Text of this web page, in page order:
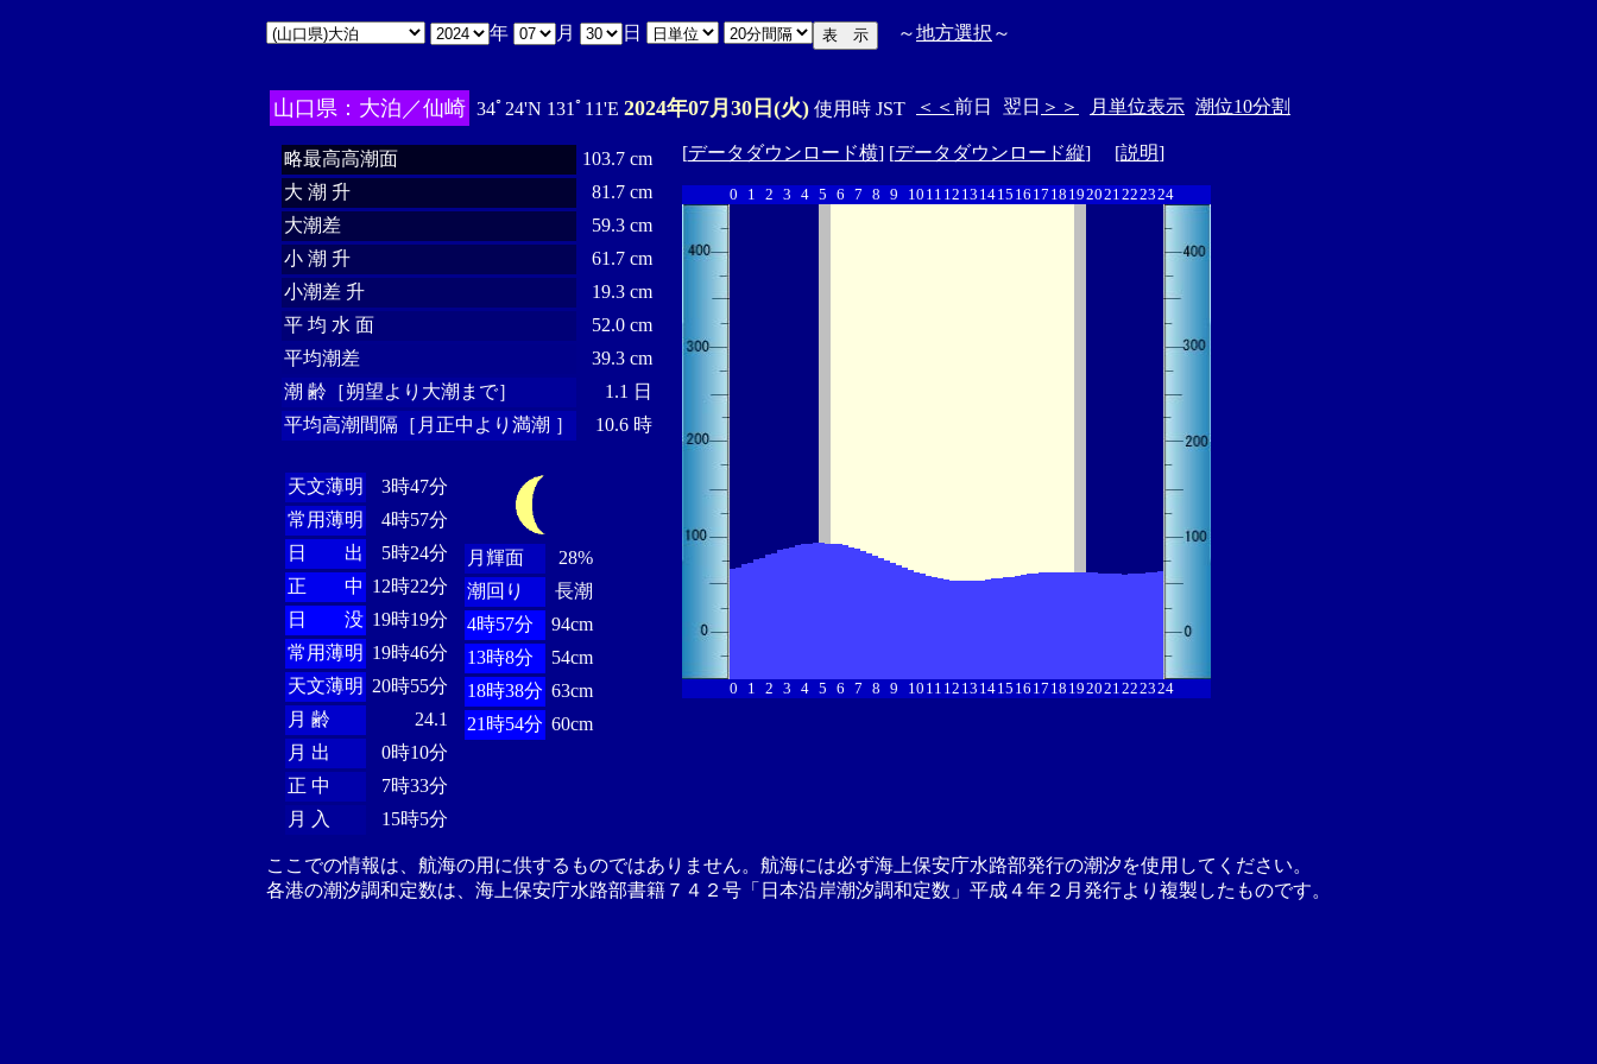
年 月 日 ～地方選択 ～
山口県：大泊／仙崎 34ﾟ24'N 131ﾟ11'E 2024年07月30日(火) 使用時 JST ＜＜ 前日 翌日 ＞＞ 月単位表示 潮位10分割
略最高高潮面
103.7 cm
大 潮 升
81.7 cm
大潮差
59.3 cm
小 潮 升
61.7 cm
小潮差 升
19.3 cm
平 均 水 面
52.0 cm
平均潮差
39.3 cm
潮 齢［朔望より大潮まで］
1.1 日
平均高潮間隔［月正中より満潮 ］
10.6 時
天文薄明
3時47分
常用薄明
4時57分
日 出
5時24分
正 中 12時22分
日 没 19時19分
常用薄明 19時46分
天文薄明 20時55分
月 齢
24.1
月 出
0時10分
正 中
7時33分
月 入
15時5分
月輝面
28%
潮回り
長潮
4時57分
94cm
13時8分
54cm
18時38分 63cm
21時54分 60cm
[データダウンロード横] [データダウンロード縦] [説明]
0 1 2 3 4 5 6 7 8 9 10 11 12 13 1415 16 17 18 192021222324
0 1 2 3 4 5 6 7 8 9 10 11 12 13 1415 16 17 18 192021222324
ここでの情報は、航海の用に供するものではありません。航海には必ず海上保安庁水路部発行の潮汐を使用してください。
各港の潮汐調和定数は、海上保安庁水路部書籍７４２号「日本沿岸潮汐調和定数」平成４年２月発行より複製したものです。